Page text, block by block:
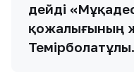
дейді
қожалығының
Темірболатұлы.